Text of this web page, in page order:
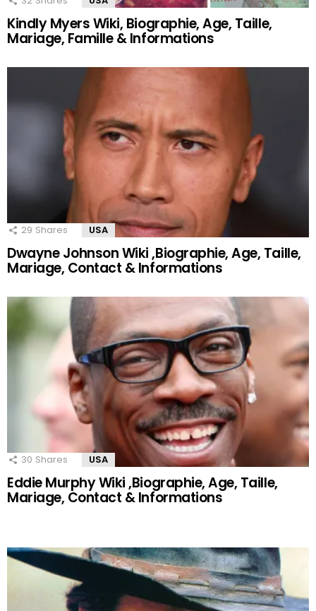
Kindly Myers Wiki, Biographie, Age, Taille,
Mariage, Famille & Informations
29 Shares USA
Dwayne Johnson Wiki ,Biographie, Age, Taille,
Mariage, Contact & Informations
30 Shares USA
Eddie Murphy Wiki ,Biographie, Age, Taille,
Mariage, Contact & Informations